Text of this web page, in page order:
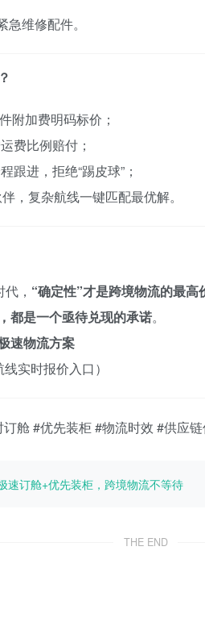
急维修配件。
附加费明码标价；
费比例赔付；
跟进，拒绝“踢皮球”；
，复杂航线一键匹配最优解。
， “确定性”才是跨境物流的最高
都是一个亟待兑现的承诺。
速物流方案
实时报价入口）
订舱 #优先装柜 #物流时效 #供应
速订舱+优先装柜，跨境物流不等待
THE END